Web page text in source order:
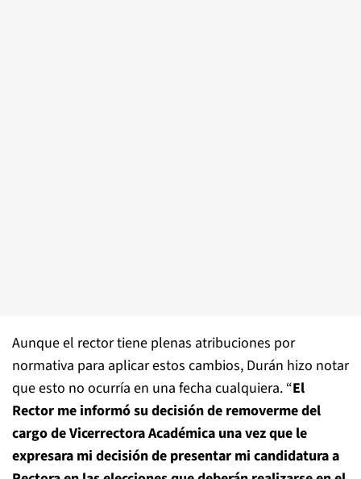
Aunque el rector tiene plenas atribuciones por
normativa para aplicar estos cambios, Durán hizo notar
que esto no ocurría en una fecha cualquiera. “El
Rector me informó su decisión de removerme del
cargo de Vicerrectora Académica una vez que le
expresara mi decisión de presentar mi candidatura a